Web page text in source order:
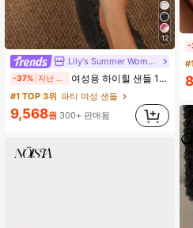
12
Lily's Summer Women Shoes
-37% 여성용 하이힐 샌들 1켤레, 유럽.미국 플러스 사이즈 어머니날 선물, 패셔너블하고 편안한 PU 미끄럼 방지 솔리드 컬러 청키 힐 주름 텍스처 라운드 토 오픈토 슬립온 하이힐, 힐 높이 5cm, 실내외 겸용, 귀엽고 고급스러운 데일리.파티.볼.휴가.홈.캠퍼스.모임.오피스용, 2026 봄/여름 신상 (약간 크게 나옴)
#1 TOP 3위 파티 여성 샌들
9,568원 300+ 판매됨
-